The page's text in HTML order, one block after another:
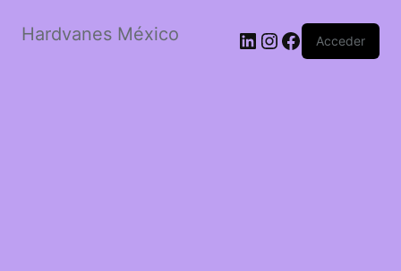
Hardvanes México LinkedIn
Instagram
Facebook
Acceder